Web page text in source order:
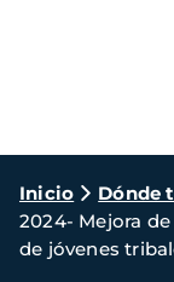
Ruta
de
Inicio Dónde
2024- Mejora
de jóvenes